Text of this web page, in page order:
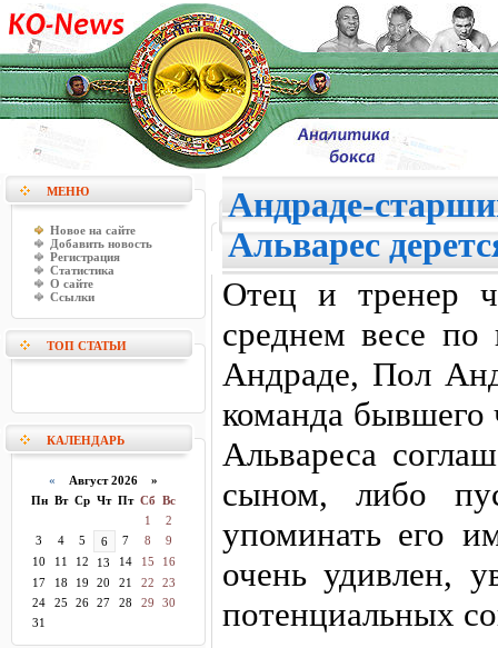
МЕНЮ
Новое на сайте
Добавить новость
Регистрация
Статистика
О сайте
Ссылки
ТОП СТАТЬИ
КАЛЕНДАРЬ
« Август 2026 »
Пн Вт Ср Чт Пт Сб Вс
1
2
3
4 5 6 7 8
9
10
11 12 13 14 15
16
17
18 19 20 21 22
23
24
25 26 27 28 29
30
31
Андраде-
Альварес
Отец и тренер
среднем весе по
Андраде, Пол
команда бывшего
Альвареса
сыном, либо
упоминать его
очень удивлен,
потенциальных